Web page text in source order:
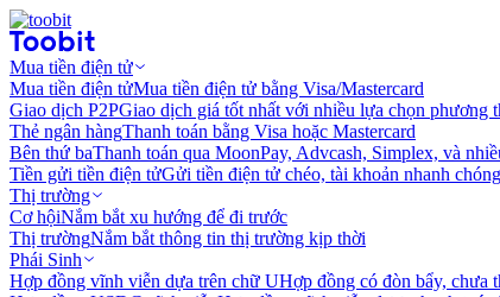
Mua tiền điện tử
Mua tiền điện tửMua tiền điện tử bằng Visa/Mastercard
Giao dịch P2PGiao dịch giá tốt nhất với nhiều lựa chọn phương
Thẻ ngân hàngThanh toán bằng Visa hoặc Mastercard
Bên thứ baThanh toán qua MoonPay, Advcash, Simplex, và
Tiền gửi tiền điện tửGửi tiền điện tử chéo, tài khoản nhanh chóng
Thị trường
Cơ hộiNắm bắt xu hướng để đi trước
Thị trườngNắm bắt thông tin thị trường kịp thời
Phái Sinh
Hợp đồng vĩnh viễn dựa trên chữ UHợp đồng có đòn bẩy, chưa